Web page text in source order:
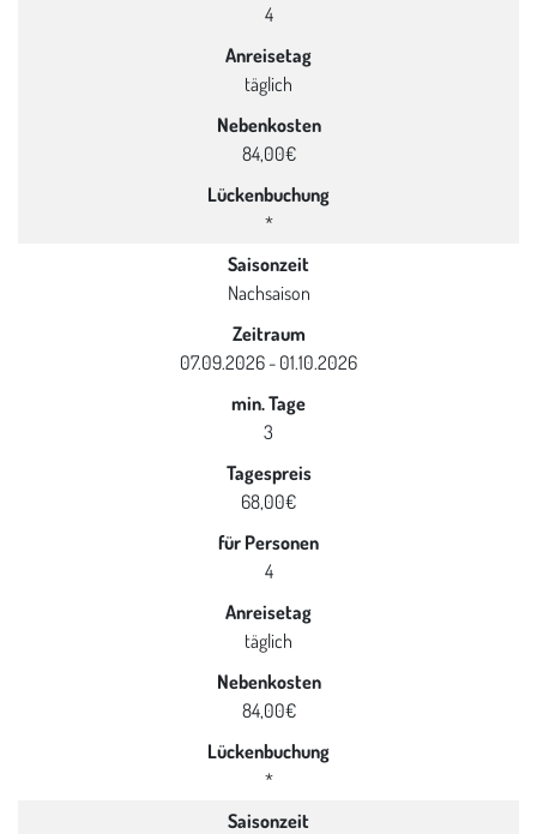
4
Anreisetag
täglich
Nebenkosten
84,00€
Lückenbuchung
*
Saisonzeit
Nachsaison
Zeitraum
07.09.2026 - 01.10.2026
min. Tage
3
Tagespreis
68,00€
für Personen
4
Anreisetag
täglich
Nebenkosten
84,00€
Lückenbuchung
*
Saisonzeit